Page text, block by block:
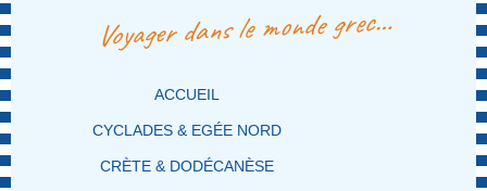
Voyager dans le monde grec…
MENU PRINCIPAL
MASQUER LA NAVIGATION PRINCIPALE
MASQUER LA NAVIGATION SECONDAIRE
ACCUEIL
CYCLADES & EGÉE NORD
CRÈTE & DODÉCANÈSE